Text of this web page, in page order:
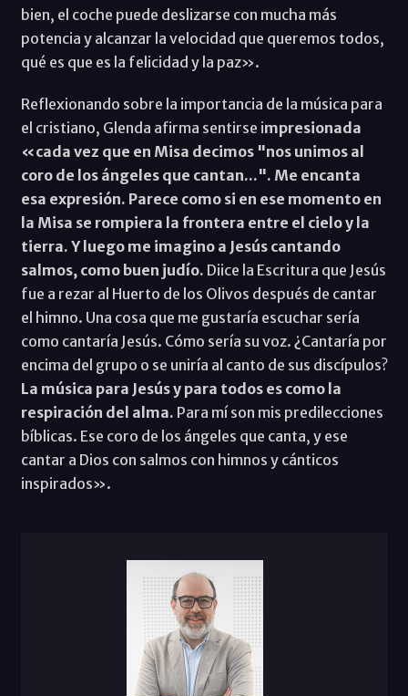
bien, el coche puede deslizarse con mucha más
potencia y alcanzar la velocidad que queremos todos,
qué es que es la felicidad y la paz».
Reflexionando sobre la importancia de la música para
el cristiano, Glenda afirma sentirse impresionada
«cada vez que en Misa decimos "nos unimos al
coro de los ángeles que cantan...". Me encanta
esa expresión. Parece como si en ese momento en
la Misa se rompiera la frontera entre el cielo y la
tierra. Y luego me imagino a Jesús cantando
salmos, como buen judío. Diice la Escritura que Jesús
fue a rezar al Huerto de los Olivos después de cantar
el himno. Una cosa que me gustaría escuchar sería
como cantaría Jesús. Cómo sería su voz. ¿Cantaría por
encima del grupo o se uniría al canto de sus discípulos?
La música para Jesús y para todos es como la
respiración del alma. Para mí son mis predilecciones
bíblicas. Ese coro de los ángeles que canta, y ese
cantar a Dios con salmos con himnos y cánticos
inspirados».